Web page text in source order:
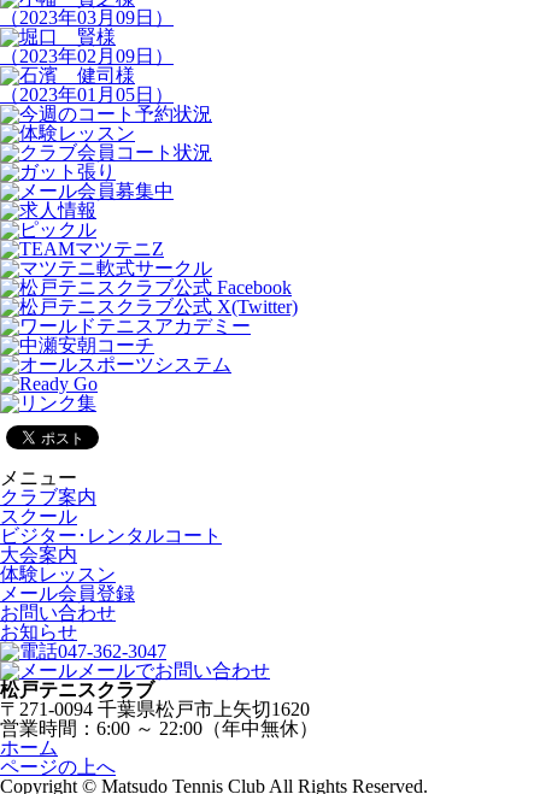
（2023年03月09日）
（2023年02月09日）
（2023年01月05日）
メニュー
クラブ案内
スクール
ビジター･レンタルコート
大会案内
体験レッスン
メール会員登録
お問い合わせ
お知らせ
047-362-3047
メールでお問い合わせ
松戸テニスクラブ
〒271-0094 千葉県松戸市上矢切1620
営業時間：6:00 ～ 22:00（年中無休）
ホーム
ページの上へ
Copyright © Matsudo Tennis Club All Rights Reserved.